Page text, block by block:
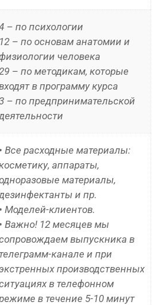
– по психологии
12 – по основам анатомии и
человека
– по методикам, которые
в программу курса
– по предпринимательской
• Все расходные материалы:
аппараты,
материалы,
и пр.
• Моделей-клиентов.
• Важно! 12 месяцев мы
выпускника в
телеграмм-канале и при
производственных
в телефонном
в течение 5-10 минут